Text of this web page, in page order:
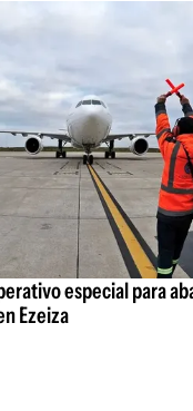
especial para
Ezeiza